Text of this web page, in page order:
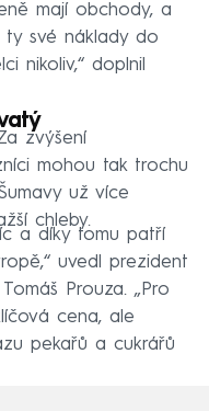
mají obchody, a
své náklady do
nikoliv,“ doplnil
zvýšení
mohou tak trochu
už více
chleby.
a díky tomu patří
uvedl prezident
Prouza. „Pro
cena, ale
pekařů a cukrářů